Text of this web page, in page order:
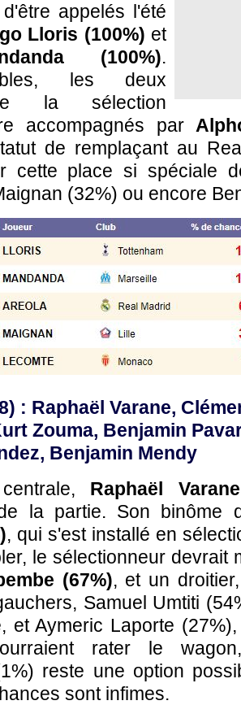
appelés l'été
Lloris (100%) et
(100%).
les deux
la sélection
accompagnés par
de remplaçant au
cette place si spéciale
(32%) ou encore
: Raphaël Varane,
Zouma, Benjamin
Benjamin Mendy
Raphaël
la partie. Son binôme
, qui s'est installé en
le sélectionneur devrait
(67%), et un
Samuel Umtiti
et Aymeric Laporte
rater le
reste une option
sont infimes.